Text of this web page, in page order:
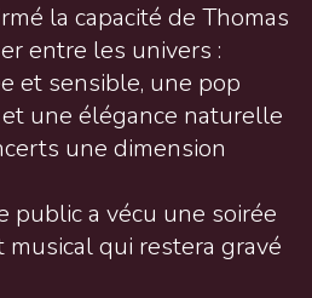
la capacité de Thomas
entre les univers :
et sensible, une pop
une élégance naturelle
une dimension
public a vécu une soirée
qui restera gravé